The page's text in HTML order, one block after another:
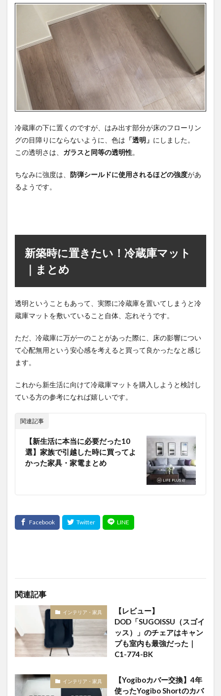
冷蔵庫の下に置くのですが、はみ出す部分が床のフローリン
グの目障りにならないように、色は 「透明」 にしました。
この透明さは、 ガラスと同等の透明性。
ちなみに強度は、 防弾シールドに使用されるほどの強度があ
るようです。
新築時に置きたい！冷蔵庫マット
｜まとめ
透明ということもあって、実際に冷蔵庫を置いてしまうと冷
蔵庫マットを敷いていること自体、忘れそうです。
ただ、冷蔵庫に万が一のことがあった際に、床の影響につい
て心配無用という安心感を考えると買って良かったなと感じ
ます。
これから新生活に向けて冷蔵庫マットを購入しようと検討し
ている方の参考になれば嬉しいです。
関連記事
【新生活に本当に必要だった10
選】家族で引越した時に買ってよ
かった家具・家電まとめ
関連記事
インテリア・家具
【レビュー】
DOD「SUGOISSU（スゴイ
ッス）」のチェアはキャン
プも室内も最強だった｜
C1-774-BK
インテリア・家具
【Yogiboカバー交換】4年
使ったYogibo Shortのカバ